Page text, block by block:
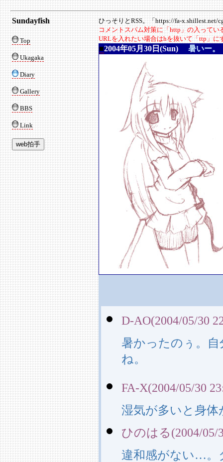
Sundayfish
Top
Ukagaka
Diary
Gallery
BBS
Link
ひっそりとRSS。「https://fa-x.shillest.net/
コメントスパム対策に「http」の入って
URLを入れたい場合はhを抜いて「ttp」に
■2004年05月30日(Sun) 暑いー。
D-AO(2004/05/30
暑かったのぅ。
ね。
FA-X(2004/05/30
湿気が多いと身
ひのはる(2004/05/
違和感がない…。